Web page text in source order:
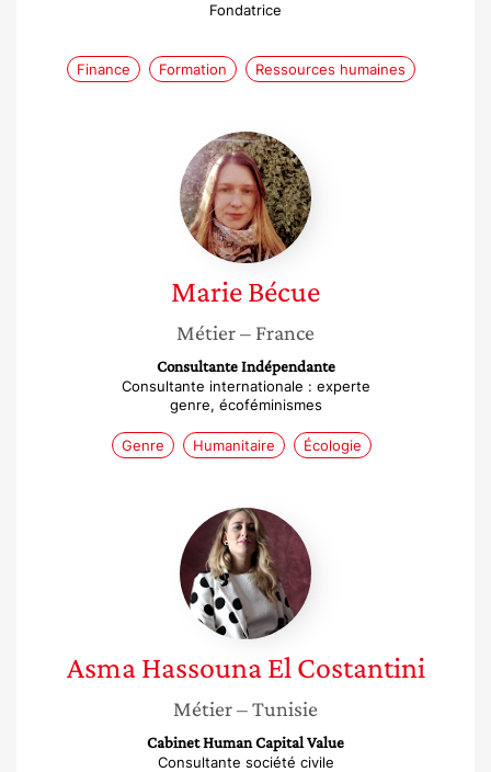
Fondatrice
Finance Formation Ressources humaines
Marie
Bécue
MarieBécue
Métier– France
Consultante Indépendante
Consultante internationale : experte
genre, écoféminismes
Genre Humanitaire Écologie
Asma
Hassouna
El
Costantini
Asma Hassouna El Costantini
Métier– Tunisie
Cabinet Human Capital Value
Consultante société civile